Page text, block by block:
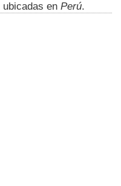
ubicadas en Perú.